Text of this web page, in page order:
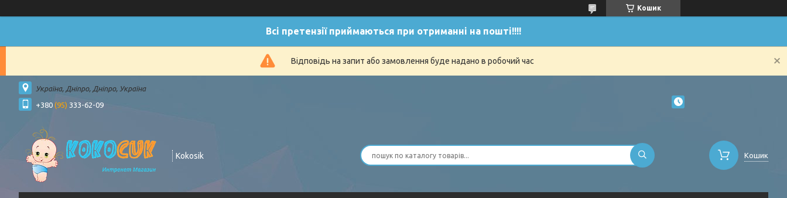
Кошик
Всі претензії приймаються при отриманні на пошті!!!!
Відповідь на запит або замовлення буде надано в робочий час
Україна, Дніпро, Дніпро, Україна
+380 (95) 333-62-09
Kokosik Кошик